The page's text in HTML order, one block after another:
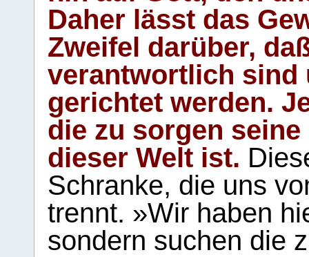
Daher lässt das
Zweifel darüber,
verantwortlich sind
gerichtet werden.
die zu sorgen
dieser Welt ist.
Schranke, die uns
trennt. »Wir haben
sondern suchen die